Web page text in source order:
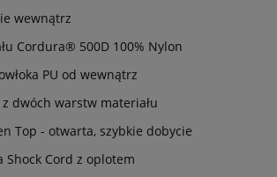
wewnątrz
Cordura® 500D 100% Nylon
PU od wewnątrz
z dwóch warstw materiału
Top - otwarta, szybkie dobycie
Shock Cord z oplotem